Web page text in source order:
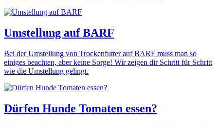
Umstellung auf BARF
Bei der Umstellung von Trockenfutter auf BARF muss man so
einiges beachten, aber keine Sorge! Wir zeigen dir Schritt für Schritt
wie die Umstellung gelingt.
Dürfen Hunde Tomaten essen?